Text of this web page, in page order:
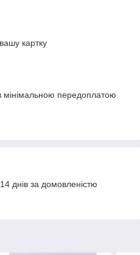
картку
мінімальною передоплатою
днів за домовленістю